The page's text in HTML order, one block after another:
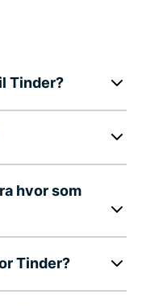
Tinder?
hvor som
Tinder?